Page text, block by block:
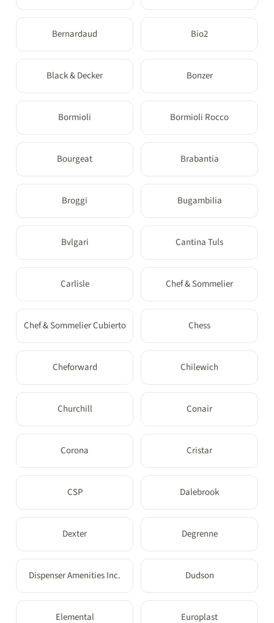
Bernardaud Bio2
Black & Decker Bonzer
Bormioli Bormioli Rocco
Bourgeat Brabantia
Broggi Bugambilia
Bvlgari Cantina Tuls
Carlisle Chef & Sommelier
Chef & Sommelier Cubierto Chess
Cheforward Chilewich
Churchill Conair
Corona Cristar
CSP Dalebrook
Dexter Degrenne
Dispenser Amenities Inc. Dudson
Elemental Europlast